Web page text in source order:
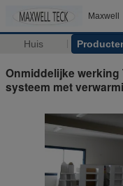
Maxwell
Huis
Onmiddelijke
systeem met